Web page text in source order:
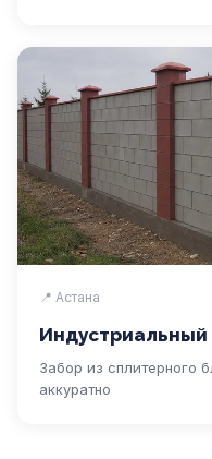
📍 Астана
Индустриальный
Забор из сплитерного
аккуратно